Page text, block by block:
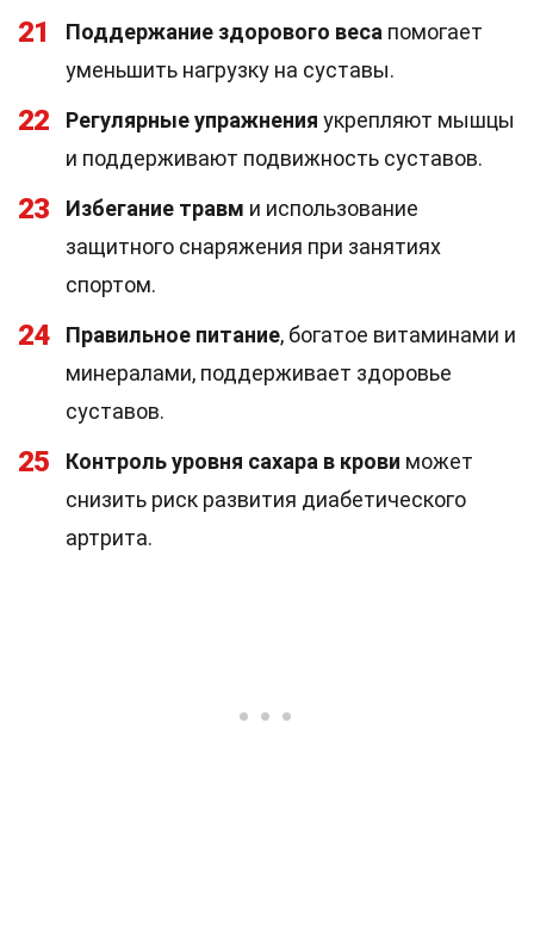
21 Поддержание здорового веса помогает
уменьшить нагрузку на суставы.
22 Регулярные упражнения укрепляют мышцы
и поддерживают подвижность суставов.
23 Избегание травм и использование
защитного снаряжения при занятиях
спортом.
24 Правильное питание, богатое витаминами и
минералами, поддерживает здоровье
суставов.
25 Контроль уровня сахара в крови может
снизить риск развития диабетического
артрита.